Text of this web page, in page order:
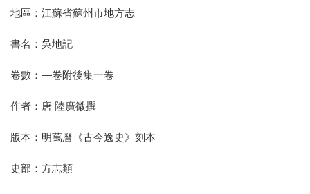
地區：江蘇省蘇州市地方志
書名：吳地記
卷數：—卷附後集一卷
作者：唐 陸廣微撰
版本：明萬曆《古今逸史》刻本
史部：方志類